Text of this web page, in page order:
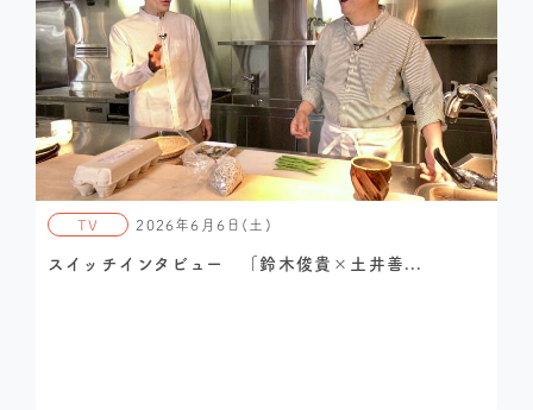
TV 2026年6月6日(土)
スイッチインタビュー 「鈴木俊貴×土井善...